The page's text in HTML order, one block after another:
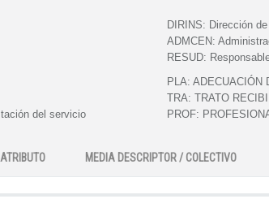
DIRINS: Dirección
ADMCEN:
RESUD:
del servicio
PLA: ADECUACIÓN
TRA: TRATO
PROF:
MEDIA DESCRIPTOR / COLECTIVO